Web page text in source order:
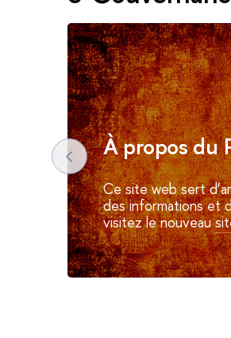
À propos du
Ce site web sert
des informations et
visitez le nouveau